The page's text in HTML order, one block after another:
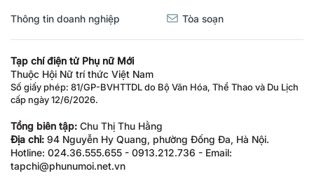
Thông tin doanh nghiệp Tòa soạn
Tạp chí điện tử Phụ nữ Mới
Thuộc Hội Nữ trí thức Việt Nam
Số giấy phép: 81/GP-BVHTTDL do Bộ Văn Hóa, Thể Thao và Du Lịch
cấp ngày 12/6/2026.
Tổng biên tập: Chu Thị Thu Hằng
Địa chỉ: 94 Nguyễn Hy Quang, phường Đống Đa, Hà Nội.
Hotline: 024.36.555.655 - 0913.212.736 - Email:
tapchi@phunumoi.net.vn